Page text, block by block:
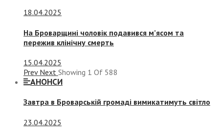
18.04.2025
На Броварщині чоловік подавився м’ясом та
пережив клінічну смерть
15.04.2025
Prev Next Showing 1 Of 588
АНОНСИ
Завтра в Броварській громаді вимикатимуть світло
23.04.2025